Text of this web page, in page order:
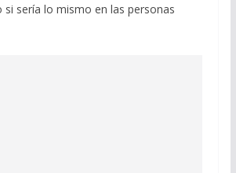
si sería lo mismo en las personas